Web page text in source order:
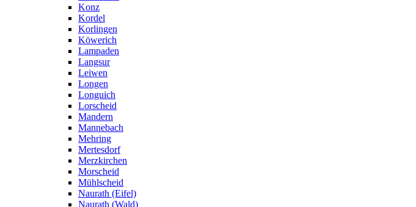
Konz
Kordel
Korlingen
Köwerich
Lampaden
Langsur
Leiwen
Longen
Longuich
Lorscheid
Mandern
Mannebach
Mehring
Mertesdorf
Merzkirchen
Morscheid
Mühlscheid
Naurath (Eifel)
Naurath (Wald)